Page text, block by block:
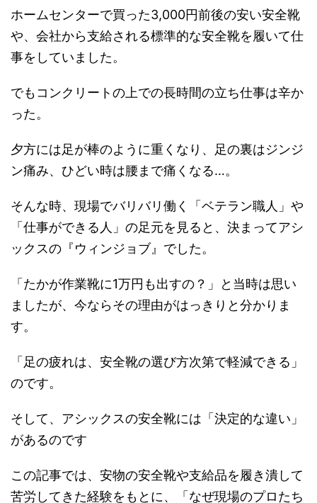
ホームセンターで買った3,000円前後の安い安全靴
や、会社から支給される標準的な安全靴を履いて仕
事をしていました。
でもコンクリートの上での長時間の立ち仕事は辛か
った。
夕方には足が棒のように重くなり、足の裏はジンジ
ン痛み、ひどい時は腰まで痛くなる…。
そんな時、現場でバリバリ働く「ベテラン職人」や
「仕事ができる人」の足元を見ると、決まってアシ
ックスの『ウィンジョブ』でした。
「たかが作業靴に1万円も出すの？」と当時は思い
ましたが、今ならその理由がはっきりと分かりま
す。
「足の疲れは、安全靴の選び方次第で軽減できる」
のです。
そして、アシックスの安全靴には「決定的な違い」
があるのです
この記事では、安物の安全靴や支給品を履き潰して
苦労してきた経験をもとに、「なぜ現場のプロたち